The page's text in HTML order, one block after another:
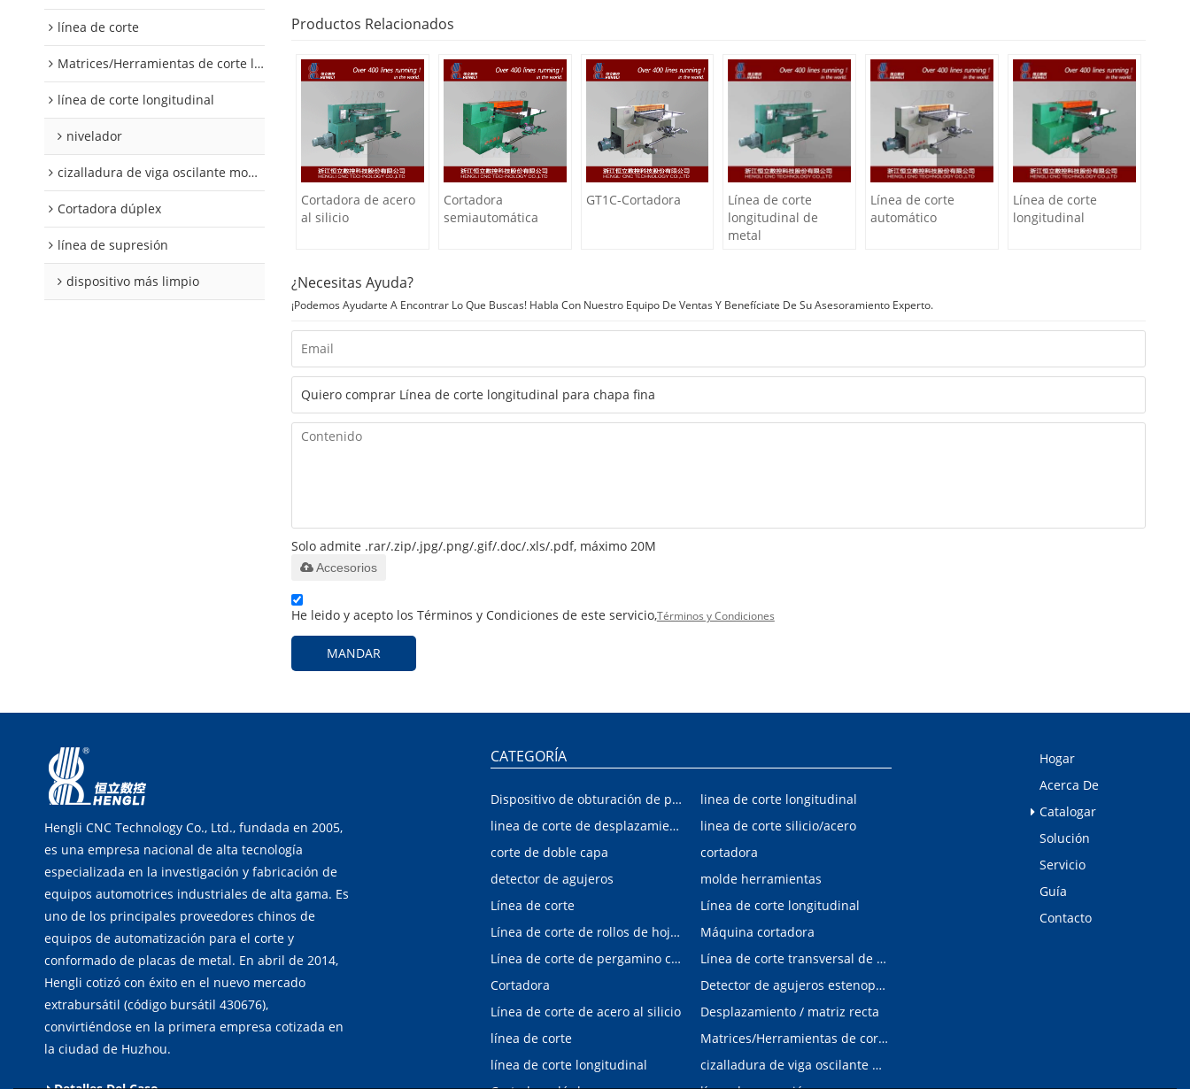
línea de corte
Matrices/Herramientas de corte longitudinal
línea de corte longitudinal
nivelador
cizalladura de viga oscilante modular
Cortadora dúplex
línea de supresión
dispositivo más limpio
Productos Relacionados
Cortadora de acero
al silicio
Cortadora
semiautomática
GT1C-Cortadora
Línea de corte
longitudinal de
metal
Línea de corte
automático
Línea de corte
longitudinal
¿Necesitas Ayuda?
¡Podemos Ayudarte A Encontrar Lo Que Buscas! Habla Con Nuestro Equipo De Ventas Y Benefíciate De Su Asesoramiento Experto.
Solo admite .rar/.zip/.jpg/.png/.gif/.doc/.xls/.pdf, máximo 20M
Accesorios
He leido y acepto los Términos y Condiciones de este servicio,Términos y Condiciones
MANDAR
Hengli CNC Technology Co., Ltd., fundada en 2005,
es una empresa nacional de alta tecnología
especializada en la investigación y fabricación de
equipos automotrices industriales de alta gama. Es
uno de los principales proveedores chinos de
equipos de automatización para el corte y
conformado de placas de metal. En abril de 2014,
Hengli cotizó con éxito en el nuevo mercado
extrabursátil (código bursátil 430676),
convirtiéndose en la primera empresa cotizada en
la ciudad de Huzhou.
CATEGORÍA
Dispositivo de obturación de placa interior/exterior de automóvil
linea de corte longitudinal
linea de corte de desplazamiento de hojalata y aluminio
linea de corte silicio/acero
corte de doble capa
cortadora
detector de agujeros
molde herramientas
Línea de corte
Línea de corte longitudinal
Línea de corte de rollos de hojalata y aluminio
Máquina cortadora
Línea de corte de pergamino con control digital
Línea de corte transversal de acero al silicio
Cortadora
Detector de agujeros estenopeicos
Línea de corte de acero al silicio
Desplazamiento / matriz recta
línea de corte
Matrices/Herramientas de corte longitudinal
línea de corte longitudinal
cizalladura de viga oscilante modular
Hogar
Acerca De
Catalogar
Solución
Servicio
Guía
Contacto